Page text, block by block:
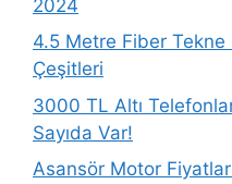
2024
4.5 Metre Fiber Tekne
Çeşitleri
3000 TL Altı
Sayıda Var!
Asansör Motor